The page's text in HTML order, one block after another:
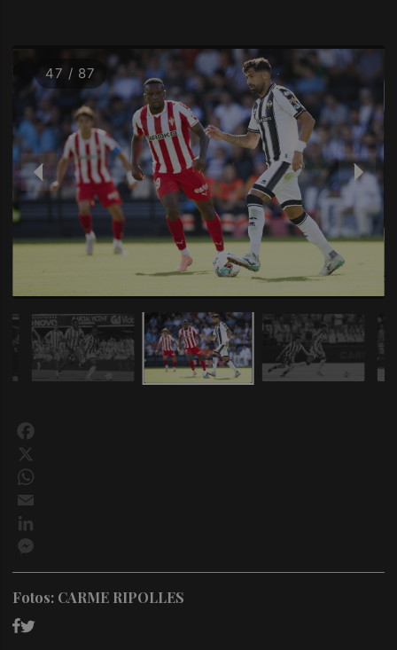
47 / 87
Fotos: CARME RIPOLLES